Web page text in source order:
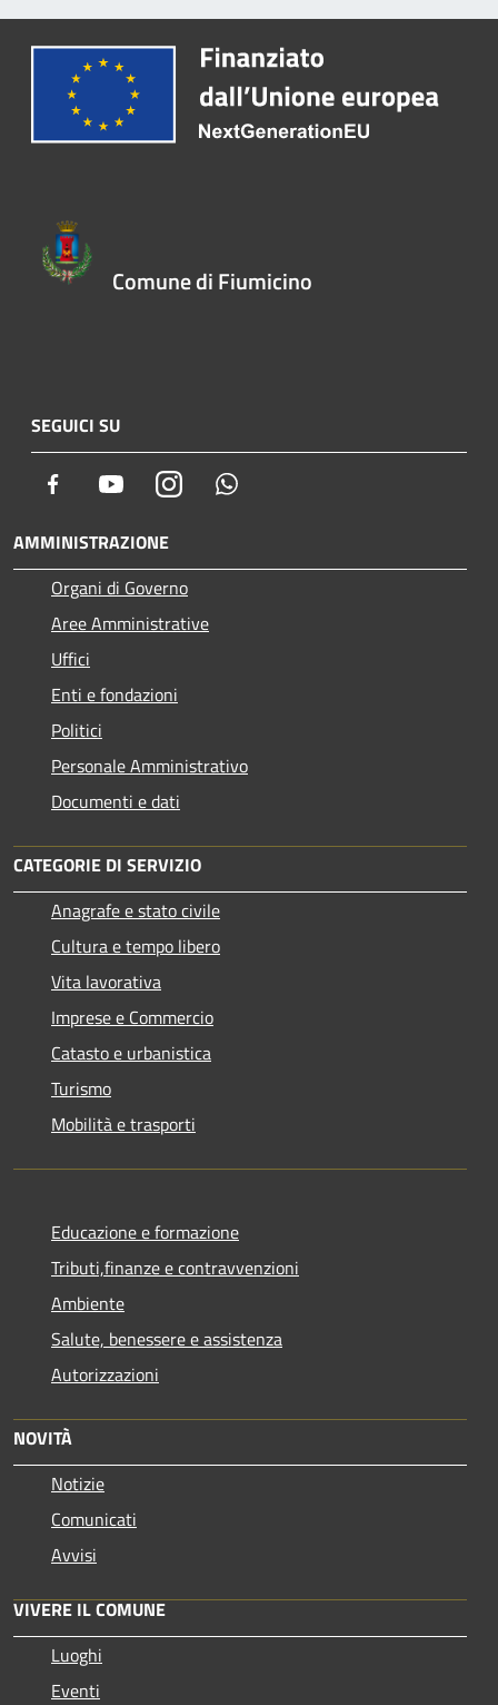
Comune di Fiumicino
SEGUICI SU
Facebook YoutubeInstagram
AMMINISTRAZIONE
Organi di Governo
Aree Amministrative
Uffici
Enti e fondazioni
Politici
Personale Amministrativo
Documenti e dati
CATEGORIE DI SERVIZIO
Anagrafe e stato civile
Cultura e tempo libero
Vita lavorativa
Imprese e Commercio
Catasto e urbanistica
Turismo
Mobilità e trasporti
Educazione e formazione
Tributi,finanze e contravvenzioni
Ambiente
Salute, benessere e assistenza
Autorizzazioni
NOVITÀ
Notizie
Comunicati
Avvisi
VIVERE IL COMUNE
Luoghi
Eventi